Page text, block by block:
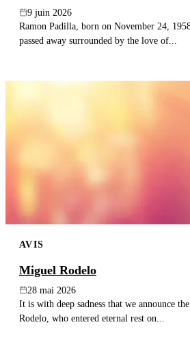
9 juin 2026
Ramon Padilla, born on November 24,
passed away surrounded by the love of...
AVIS
Miguel Rodelo
28 mai 2026
It is with deep sadness that we announce
Rodelo, who entered eternal rest on...